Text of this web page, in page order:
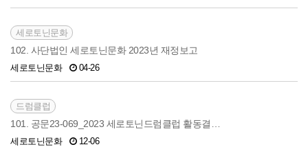
세로토닌문화
102. 사단법인 세로토닌문화 2023년 재정보고
세로토닌문화 04-26
드럼클럽
101. 공문23-069_2023 세로토닌드럼클럽 활동결…
세로토닌문화 12-06